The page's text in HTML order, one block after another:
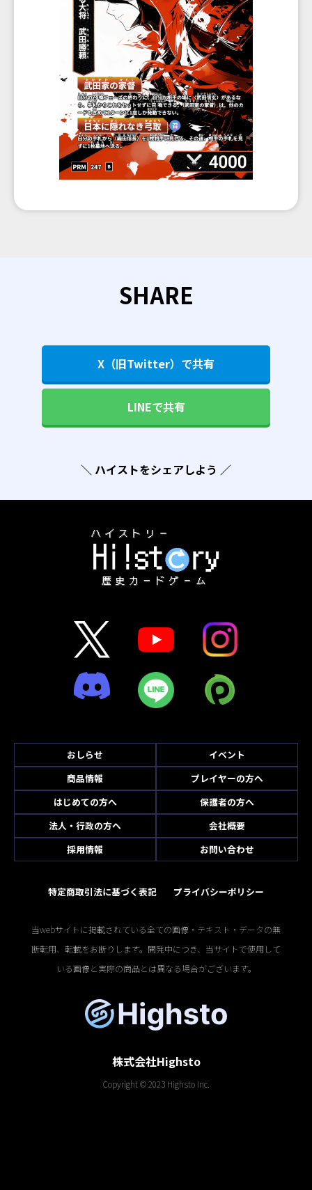
SHARE
X（旧Twitter）で共有
LINEで共有
＼ ハイストをシェアしよう ／
おしらせ
イベント
商品情報
プレイヤーの方へ
はじめての方へ
保護者の方へ
法人・行政の方へ
会社概要
採用情報
お問い合わせ
特定商取引法に基づく表記 プライバシーポリシー
当webサイトに掲載されている全ての画像・テキスト・データの無
断転用、転載をお断りします。開発中につき、当サイトで使用して
いる画像と実際の商品とは異なる場合がございます。
株式会社Highsto
Copyright © 2023 Highsto Inc.